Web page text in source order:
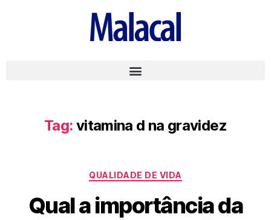
Tag: vitamina d na gravidez
QUALIDADE DE VIDA
Qual a importância da